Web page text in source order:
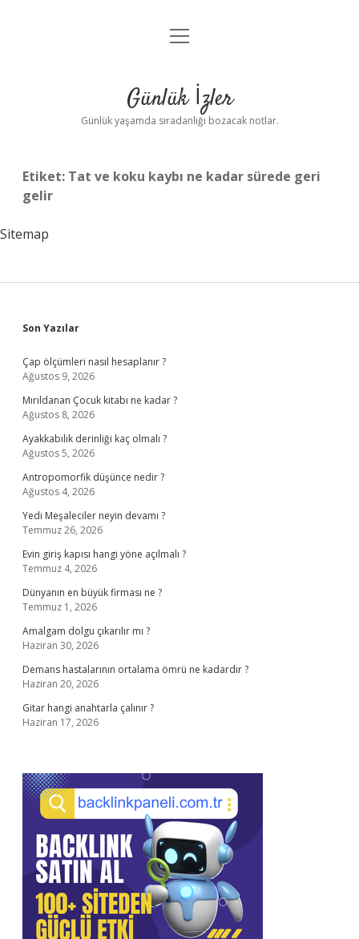
Anasayfa
Yasal Uyarı
menüyü
Günlük İzler
Günlük yaşamda sıradanlığı bozacak notlar.
Etiket: Tat ve koku kaybı ne kadar sürede geri
gelir
Sitemap
Sidebar
Son Yazılar
Çap ölçümleri nasıl hesaplanır ?
Ağustos 9, 2026
Mırıldanan Çocuk kitabı ne kadar ?
Ağustos 8, 2026
Ayakkabılık derinliği kaç olmalı ?
Ağustos 5, 2026
Antropomorfik düşünce nedir ?
Ağustos 4, 2026
Yedi Meşaleciler neyin devamı ?
Temmuz 26, 2026
Evin giriş kapısı hangi yöne açılmalı ?
Temmuz 4, 2026
Dünyanın en büyük firması ne ?
Temmuz 1, 2026
Amalgam dolgu çıkarılır mı ?
Haziran 30, 2026
Demans hastalarının ortalama ömrü ne kadardır ?
Haziran 20, 2026
Gitar hangi anahtarla çalınır ?
Haziran 17, 2026